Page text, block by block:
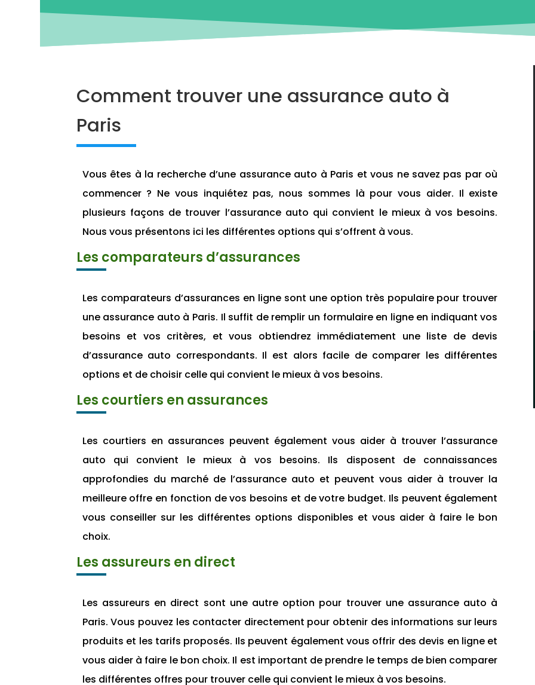
Comment trouver une assurance auto à
Paris
Vous êtes à la recherche d’une assurance auto à Paris et vous ne savez pas par où
commencer ? Ne vous inquiétez pas, nous sommes là pour vous aider. Il existe
plusieurs façons de trouver l’assurance auto qui convient le mieux à vos besoins.
Nous vous présentons ici les différentes options qui s’offrent à vous.
Les comparateurs d’assurances
Les comparateurs d’assurances en ligne sont une option très populaire pour trouver
une assurance auto à Paris. Il suffit de remplir un formulaire en ligne en indiquant vos
besoins et vos critères, et vous obtiendrez immédiatement une liste de devis
d’assurance auto correspondants. Il est alors facile de comparer les différentes
options et de choisir celle qui convient le mieux à vos besoins.
Les courtiers en assurances
Les courtiers en assurances peuvent également vous aider à trouver l’assurance
auto qui convient le mieux à vos besoins. Ils disposent de connaissances
approfondies du marché de l’assurance auto et peuvent vous aider à trouver la
meilleure offre en fonction de vos besoins et de votre budget. Ils peuvent également
vous conseiller sur les différentes options disponibles et vous aider à faire le bon
choix.
Les assureurs en direct
Les assureurs en direct sont une autre option pour trouver une assurance auto à
Paris. Vous pouvez les contacter directement pour obtenir des informations sur leurs
produits et les tarifs proposés. Ils peuvent également vous offrir des devis en ligne et
vous aider à faire le bon choix. Il est important de prendre le temps de bien comparer
les différentes offres pour trouver celle qui convient le mieux à vos besoins.